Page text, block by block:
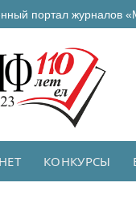
портал журналов
КОНКУРСЫ